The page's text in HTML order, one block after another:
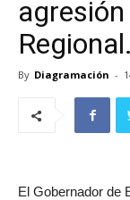
Regional.
By Diagramación -
El Gobernador de